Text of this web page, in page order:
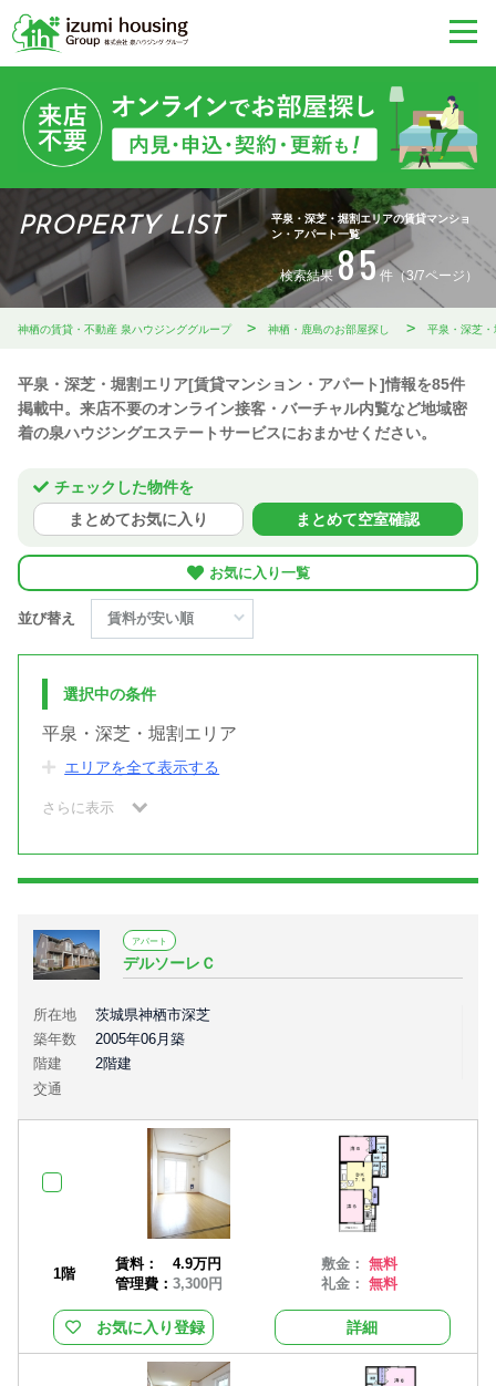
PROPERTY LIST
平泉・深芝・堀割エリアの賃貸マンショ
ン・アパート一覧
検索結果 85件（3/7ページ）
神栖の賃貸・不動産 泉ハウジンググループ 神栖・鹿島のお部屋探し 平泉・深芝
平泉・深芝・堀割エリア[賃貸マンション・アパート]情報を85件
掲載中。来店不要のオンライン接客・バーチャル内覧など地域密
着の泉ハウジングエステートサービスにおまかせください。
チェックした物件を
まとめてお気に入り
まとめて空室確認
お気に入り一覧
並び替え
アパート
デルソーレＣ
所在地
茨城県神栖市深芝
築年数
2005年06月築
階建
2階建
交通
1階
賃料：
4.9万円
管理費： 3,300円
敷金：無料
礼金：無料
お気に入り登録 詳細
選択中の条件
平泉・深芝・堀割エリア
エリアを全て表示する
さらに表示